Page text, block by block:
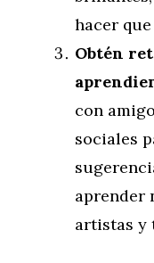
hacer
Obtén
con
sociales
aprender
artistas y